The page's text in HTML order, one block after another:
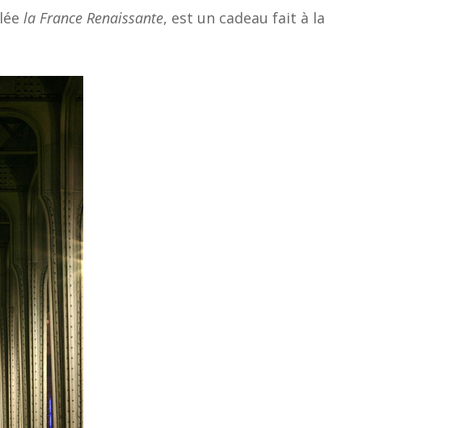
la France Renaissante, est un cadeau fait à la